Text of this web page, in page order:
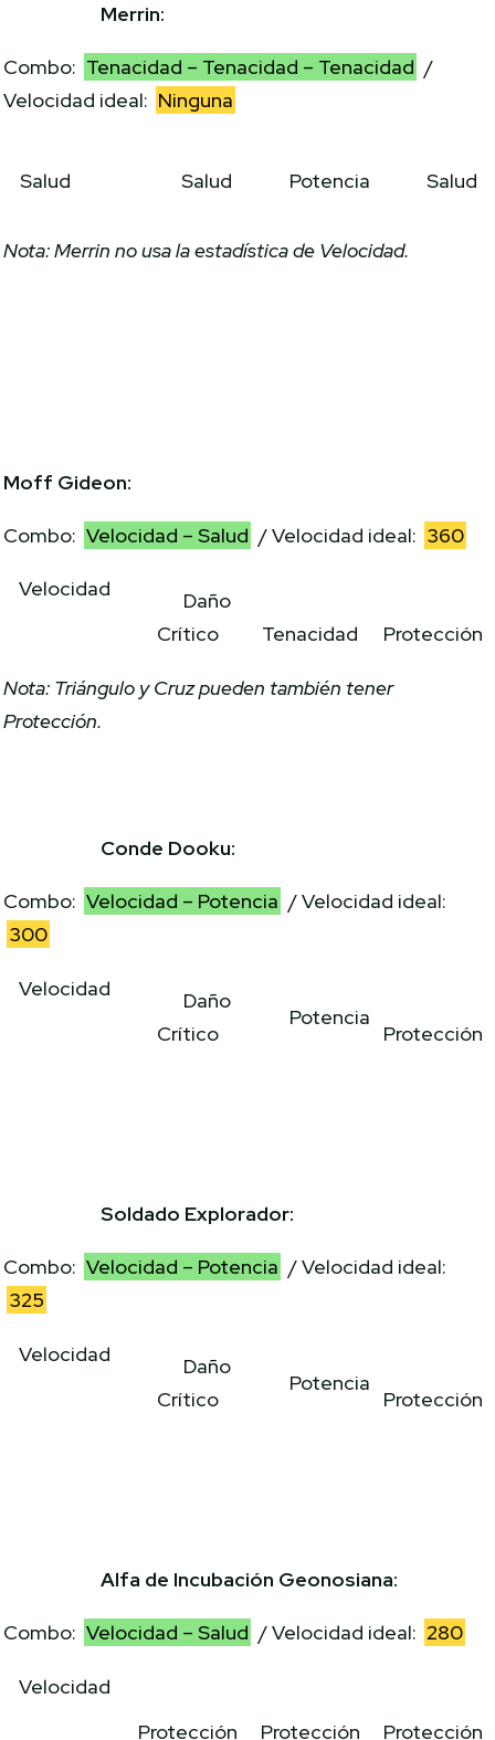
Merrin:
Combo: Tenacidad – Tenacidad – Tenacidad /
Velocidad ideal: Ninguna
Salud Salud Potencia Salud
Nota: Merrin no usa la estadística de Velocidad.
Moff Gideon:
Combo: Velocidad – Salud / Velocidad ideal: 360
Velocidad
Daño
Crítico
Tenacidad Protección
Nota: Triángulo y Cruz pueden también tener
Protección.
Conde Dooku:
Combo: Velocidad – Potencia / Velocidad ideal:
300
Velocidad
Daño
Crítico
Potencia
Protección
Soldado Explorador:
Combo: Velocidad – Potencia / Velocidad ideal:
325
Velocidad
Daño
Crítico
Potencia
Protección
Alfa de Incubación Geonosiana:
Combo: Velocidad – Salud / Velocidad ideal: 280
Velocidad
Protección
Protección Protección